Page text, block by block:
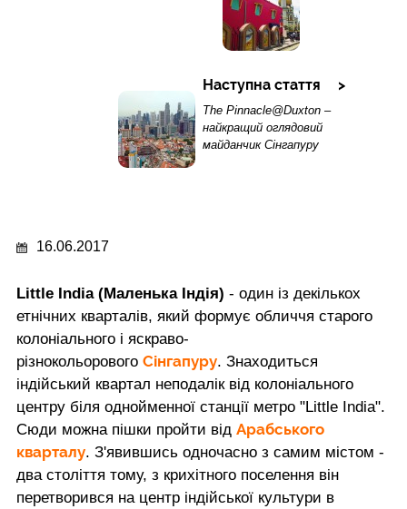
Наступна стаття
The Pinnacle@Duxton –
найкращий оглядовий
майданчик Сінгапуру
16.06.2017
Little India (Маленька Індія) - один із декількох
етнічних кварталів, який формує обличчя старого
колоніального і яскраво-
різнокольорового Сінгапуру. Знаходиться
індійський квартал неподалік від колоніального
центру біля однойменної станції метро "Little India".
Сюди можна пішки пройти від Арабського
кварталу. З'явившись одночасно з самим містом -
два століття тому, з крихітного поселення він
перетворився на центр індійської культури в